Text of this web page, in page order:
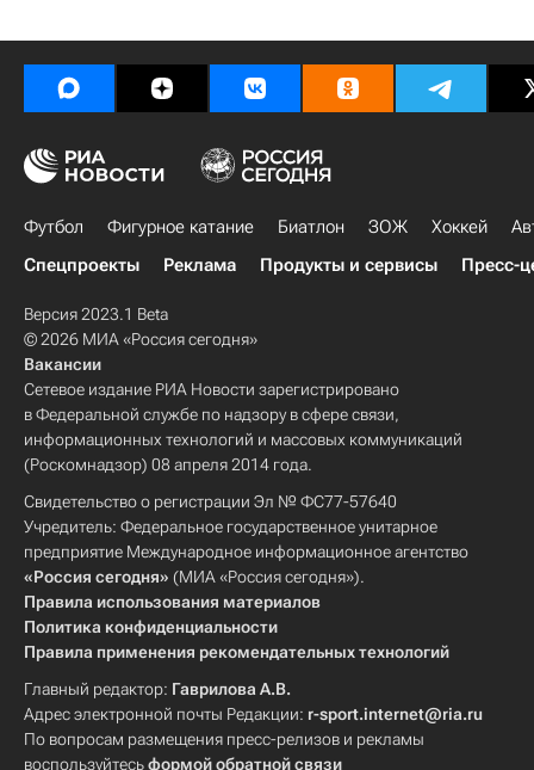
Футбол Фигурное катание Биатлон ЗОЖ Хоккей
Спецпроекты
Реклама Продукты и сервисы Пресс-
Версия 2023.1 Beta
© 2026 МИА «Россия сегодня»
Вакансии
Сетевое издание РИА Новости зарегистрировано
в Федеральной службе по надзору в сфере связи,
информационных технологий и массовых коммуникаций
(Роскомнадзор) 08 апреля 2014 года.
Свидетельство о регистрации Эл № ФС77-57640
Учредитель: Федеральное государственное унитарное
предприятие Международное информационное агентство
«Россия сегодня» (МИА «Россия сегодня»).
Правила использования материалов
Политика конфиденциальности
Правила применения рекомендательных технологий
Главный редактор: Гаврилова А.В.
Адрес электронной почты Редакции: r-sport.internet@ria.ru
По вопросам размещения пресс-релизов и рекламы
воспользуйтесьформой обратной связи